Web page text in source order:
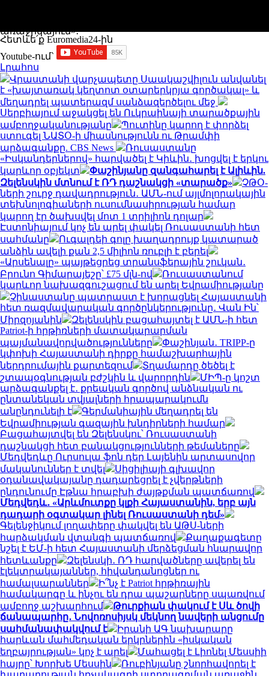
առաջիկայում»։
Հետևե՛ք Euromedia24-ին
Youtube-ում`
Լրահոս
Վրաստանի վարչապետը Սաակաշվիլուն անվանել
է «խայտառակ կեղտոտ օտարերկրյա գործակալ» և
մեղադրել պատերազմ սանձազերծելու մեջ
Սերբիայում աջակցել են Ուկրաինայի տարածքային
ամբողջականությանը
Պուտինը կարող է փորձել
ստուգել ՆԱՏՕ-ի միասնությունն ու Թրամփի
արձագանքը. CBS News
Ռուսաստանը
«Իսկանդերներով» հարվածել է Կիևին․ խոցվել է երկու
կարևոր օբյեկտ
Փաշինյանը զանգահարել է Ալիևին.
Զելենսկին մտնում է ՌԴ դաշնակցի «տարածք»
ՉԹՕ-
ների շուրջ դավադրություն․ ԱՄՆ-ում այլմոլորակային
տեխնոլոգիաների ուսումնասիրության համար
կարող էր ծախսվել մոտ 1 տրիլիոն դոլար
Էստոնիայում կոչ են արել փակել Ռուսաստանի հետ
սահմանը
Ուգալդեի գոլը խաղադրույք կատարած
անձին ավելի քան 2,5 միլիոն ռուբլի է բերել
«Արսենալը» պայթեցրեց տրանսֆերային շուկան․
Բրունո Գիմարայեշը՝ £75 մլն-ով
Ռուսաստանում
կարևոր նախազգուշացում են արել Եվրամիությանը
Չինաստանը պատրաստ է խորացնել Հայաստանի
հետ ռազմավարական գործընկերությունը․ Վան Ին՝
Միրզոյանին
Զելենսկին բացահայտել է ԱՄՆ-ի հետ
Patriot-ի հրթիռների մատակարարման
պայմանավորվածությունները
Փաշինյան․ TRIPP-ը
կփոխի Հայաստանի դիրքը համաշխարհային
ներդրումային քարտեզում
Տղամարդը ծեծել է
շտապօգնության բժշկին և վարորդին
ՄԻՊ-ը կոշտ
արձագանքել է․ քրեական գործով անձնական ու
ընտանեկան տվյալների հրապարակումն
անընդունելի է
Գերմանիային մեղադրել են
Եվրամիության գազային խնդիրների համար
Բացահայտվել են Զելենսկու՝ Ռուսաստանի
դաշնակցի հետ բանակցությունների թեմաները
Մեդվեդևը Ուրսուլա ֆոն դեր Լայենին արտասովոր
մականուններ է տվել
Սիցիլիայի գլխավոր
օդանավակայանը դադարեցրել է չվերթների
ընդունումը Էթնա հրաբխի ժայթքման պատճառով
Մեդվեդև․ «Արևմուտքը կլքի Հայաստանին, երբ այն
դադարի օգտակար լինել Ռուսաստանի դեմ»
Գելենջիկում լողափերը փակվել են ԱԹՍ-ների
հարձակման վտանգի պատճառով
Քաղաքագետը
նշել է ԵՄ-ի հետ Հայաստանի մերձեցման հնարավոր
հետևանքը
Զելենսկի․ ՌԴ հարվածները ավերել են
էլեկտրակայաններ, հիվանդանոցներ ու
համալսարաններ
Ի՞նչ է Patriot հրթիռային
համակարգը և ինչու են դրա պաշարները սպառվում
ամբողջ աշխարհում
Թուրքիան փակում է Սև ծովի
ճանապարհը․ Նովոռոսիյսկ մեկնող նավերի անցումը
սահմանափակվում է
Իրանի ԱԳ նախարարը
հարևան մահմեդական երկրներին «իսկական
եղբայրության» կոչ է արել
Մահացել է Լիոնել Մեսսիի
հայրը՝ Խորխե Մեսսին
Ռուբինյանը շնորհավորել է